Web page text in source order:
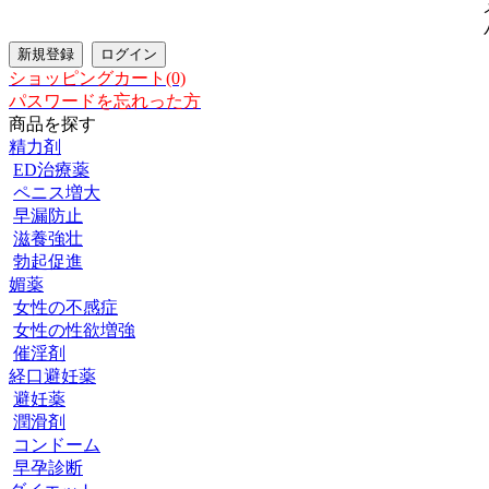
ショッピングカート(0)
パスワードを忘れった方
商品を探す
精力剤
ED治療薬
ペニス増大
早漏防止
滋養強壮
勃起促進
媚薬
女性の不感症
女性の性欲増強
催淫剤
経口避妊薬
避妊薬
潤滑剤
コンドーム
早孕診断